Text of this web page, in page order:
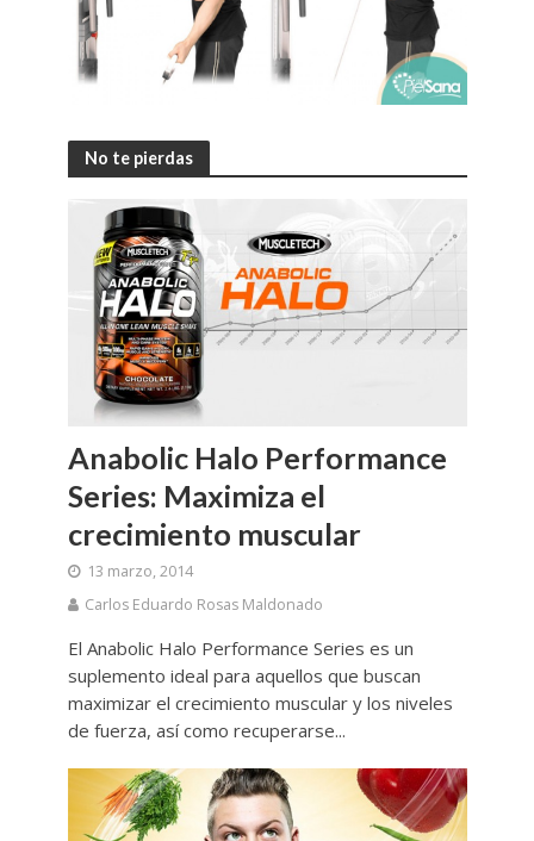
No te pierdas
Anabolic Halo Performance
Series: Maximiza el
crecimiento muscular
13 marzo, 2014
Carlos Eduardo Rosas Maldonado
El Anabolic Halo Performance Series es un
suplemento ideal para aquellos que buscan
maximizar el crecimiento muscular y los niveles
de fuerza, así como recuperarse...